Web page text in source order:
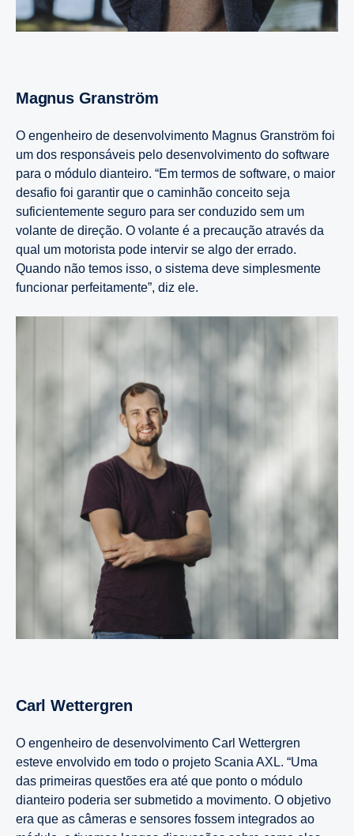
Magnus Granström
O engenheiro de desenvolvimento Magnus Granström foi
um dos responsáveis pelo desenvolvimento do software
para o módulo dianteiro. “Em termos de software, o maior
desafio foi garantir que o caminhão conceito seja
suficientemente seguro para ser conduzido sem um
volante de direção. O volante é a precaução através da
qual um motorista pode intervir se algo der errado.
Quando não temos isso, o sistema deve simplesmente
funcionar perfeitamente”, diz ele.
Carl Wettergren
O engenheiro de desenvolvimento Carl Wettergren
esteve envolvido em todo o projeto Scania AXL. “Uma
das primeiras questões era até que ponto o módulo
dianteiro poderia ser submetido a movimento. O objetivo
era que as câmeras e sensores fossem integrados ao